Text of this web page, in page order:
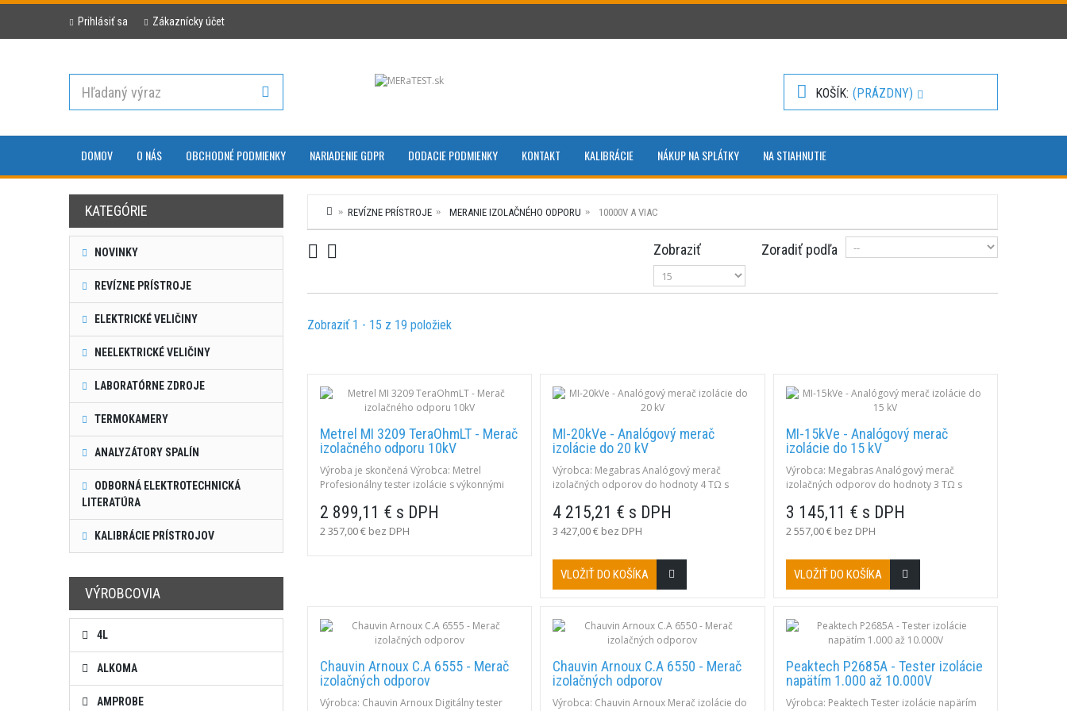
Prihlásiť sa Zákaznícky účet
KOŠÍK (PRÁZDNY)
DOMOV O NÁS OBCHODNÉ PODMIENKY NARIADENIE GDPR DODACIE PODMIENKY KONTAKT KALIBRÁCIE NÁKUP NA SPLÁTKY NA STIAHNUTIE
KATEGÓRIE
NOVINKY
REVÍZNE PRÍSTROJE
ELEKTRICKÉ VELIČINY
NEELEKTRICKÉ VELIČINY
LABORATÓRNE ZDROJE
TERMOKAMERY
ANALYZÁTORY SPALÍN
ODBORNÁ ELEKTROTECHNICKÁ
LITERATÚRA
KALIBRÁCIE PRÍSTROJOV
VÝROBCOVIA
4L
ALKOMA
AMPROBE
REVÍZNE PRÍSTROJE MERANIE IZOLAČNÉHO ODPORU 10000V A VIAC
Zoradiť podľa
Zobraziť
Zobraziť 1 - 15 z 19 položiek
Metrel MI 3209 TeraOhmLT - Merač
izolačného odporu 10kV
Výroba je skončená Výrobca: Metrel
Profesionálny tester izolácie s výkonnými
izolačného odporu s DC testovacím
napätím do 10 kV. Vyznačuje sa výborným
2 899,11 € s DPH
2 357,00 € bez DPH
MI-20kVe - Analógový merač
izolácie do 20 kV
Výrobca: Megabras Analógový merač
izolačných odporov do hodnoty 4 TΩ s
4 215,21 € s DPH
3 427,00 € bez DPH
VLOŽIŤ DO KOŠÍKA
MI-15kVe - Analógový merač
izolácie do 15 kV
Výrobca: Megabras Analógový merač
izolačných odporov do hodnoty 3 TΩ s
3 145,11 € s DPH
2 557,00 € bez DPH
VLOŽIŤ DO KOŠÍKA
Chauvin Arnoux C.A 6555 - Merač
izolačných odporov
Výrobca: Chauvin Arnoux Digitálny tester
Chauvin Arnoux C.A 6550 - Merač
izolačných odporov
Výrobca: Chauvin Arnoux Merač izolácie do
Peaktech P2685A - Tester izolácie
napätím 1.000 až 10.000V
Výrobca: Peaktech Tester izolácie napärím